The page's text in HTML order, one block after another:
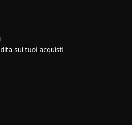
sui tuoi acquisti